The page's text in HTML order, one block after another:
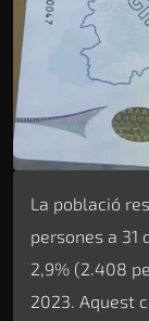
La població
persones a 31
2,9% (2.408
2023. Aquest